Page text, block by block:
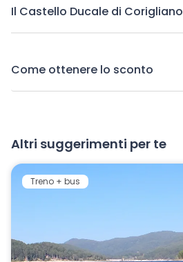
Il Castello Ducale di Corigliano
Come ottenere lo sconto
Altri suggerimenti per te
Treno + bus